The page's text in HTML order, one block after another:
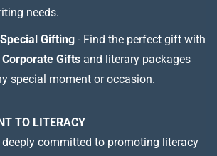
needs.
Gifting - Find the perfect gift with
Corporate Gifts and literary packages
special moment or occasion.
TO LITERACY
committed to promoting literacy